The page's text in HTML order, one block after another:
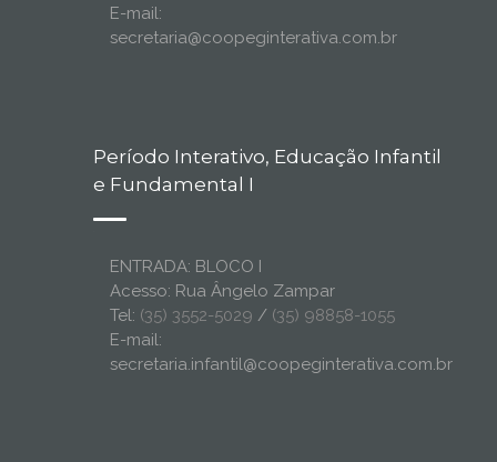
E-mail:
secretaria@coopeginterativa.com.br
Período Interativo, Educação Infantil
e Fundamental I
ENTRADA: BLOCO I
Acesso: Rua Ângelo Zampar
Tel: (35) 3552-5029 / (35) 98858-1055
E-mail:
secretaria.infantil@coopeginterativa.com.br